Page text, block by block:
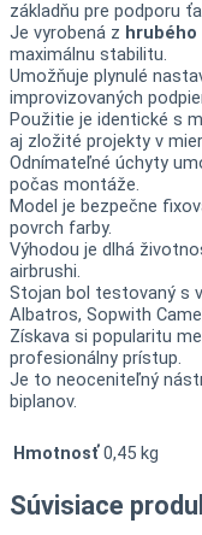
základňu pre podporu
Je vyrobená z
maximálnu stabilitu.
Umožňuje plynulé
improvizovaných
Použitie je identické s
aj zložité projekty v
Odnímateľné úchyty
počas montáže.
Model je bezpečne
povrch farby.
Výhodou je dlhá
airbrushi.
Stojan bol testovaný s
Albatros, Sopwith
Získava si popularitu
profesionálny prístup.
Je to neoceniteľný
biplanov.
Hmotnosť 0,45 kg
Súvisiace